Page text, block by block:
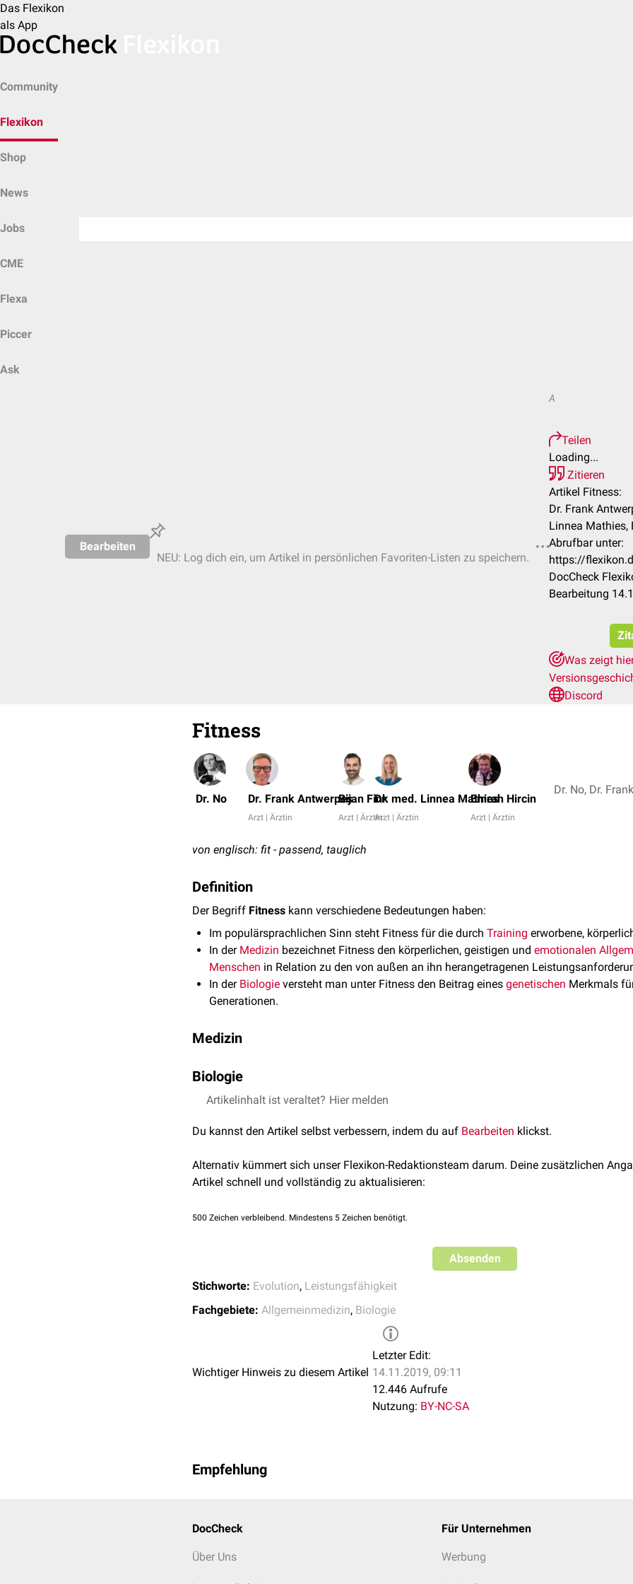
Das Flexikon
als App
Community
Flexikon
Shop
News
Jobs
CME
Flexa
Piccer
Ask
Bearbeiten
NEU: Log dich ein, um Artikel in persönlichen Favoriten-Listen zu speichern.
A
Teilen
Loading...
Zitieren
Artikel Fitness:
Dr. Frank
Linnea Mathies,
Abrufbar unter:
https://
DocCheck
Bearbeitung
Was zeigt
Discord
Fitness
Dr. No Dr. Frank Antwerpes
Arzt | Ärztin
Bijan Fink
Arzt | Ärztin
Dr. med. Linnea Mathies
Arzt | Ärztin
Emrah Hircin
Arzt | Ärztin
von englisch: fit - passend, tauglich
Definition
Der Begriff Fitness kann verschiedene Bedeutungen haben:
Im populärsprachlichen Sinn steht Fitness für die durch Training erworbene,
In der Medizin bezeichnet Fitness den körperlichen, geistigen und emotionalen
Menschen in Relation zu den von außen an ihn herangetragenen
In der Biologie versteht man unter Fitness den Beitrag eines genetischen Merkmals
Generationen.
Medizin
Größe, in die verschiedene Faktoren eingehen. Dazu zählen unter anderem:
Physisches Leistungspotenzial
Emotionale Stabilität
Reproduktionsfähigkeit
Adaptationsfähigkeitbei Ressourcenmangel
Biologie
In derEvolutionsbiologieist die biologische Fitness
mit höherer Fitness hat entsprechend unter gleichen Umweltbedingungen mehr
Wird der Fortpflanzungserfolg verwandter Individuen berücksichtigt, spricht man von der
liefert einen Erklärungsansatz für altruistische Verhaltensweisen
In derPopulationsgenetikwird häufig der Begriff
Artikelinhalt ist veraltet? Hier melden
Du kannst den Artikel selbst verbessern, indem du auf Bearbeiten klickst.
Alternativ kümmert sich unser Flexikon-Redaktionsteam darum. Deine zusätzlichen
Artikel schnell und vollständig zu aktualisieren:
500 Zeichen verbleibend. Mindestens 5 Zeichen benötigt.
Absenden
Stichworte: Evolution, Leistungsfähigkeit
Fachgebiete: Allgemeinmedizin, Biologie
Wichtiger Hinweis zu diesem Artikel
Letzter Edit:
14.11.2019, 09:11
12.446 Aufrufe
Nutzung: BY-NC-SA
Empfehlung
DocCheck
Über Uns
Für Unternehmen
Werbung